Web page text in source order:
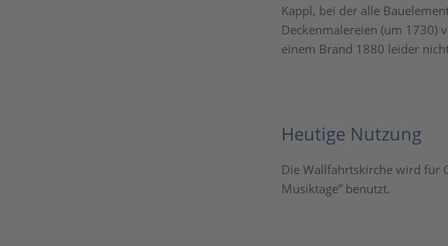
Kappl, bei der alle
Deckenmalereien (um 1730)
einem Brand 1880 leider
Heutige Nutzung
Die Wallfahrtskirche wird für
Musiktage” benutzt.